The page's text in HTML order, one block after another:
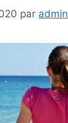
par admin